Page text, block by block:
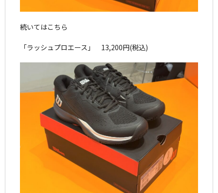
続いてはこちら
「ラッシュプロエース」 13,200円(税込)